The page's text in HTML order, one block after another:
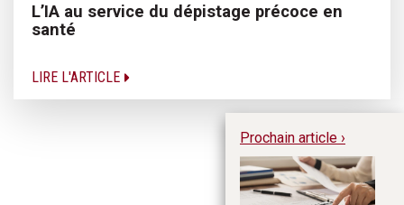
L’IA au service du dépistage précoce en
santé
LIRE L'ARTICLE
Prochain article ›